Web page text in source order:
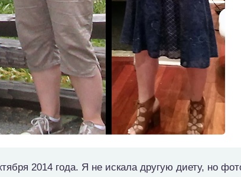
2014 года. Я не искала другую диету, но